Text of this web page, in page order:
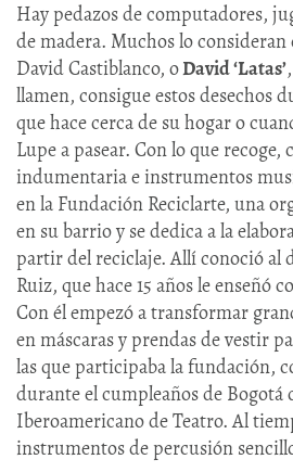
Hay pedazos de computadores,
de madera. Muchos lo consideran
David Castiblanco, oDavid ‘Latas’
llamen, consigue estos desechos
que hace cerca de su hogar o
Lupe a pasear. Con lo que recoge,
indumentaria e instrumentos
en la Fundación Reciclarte, una
en su barrio y se dedica a la
partir del reciclaje. Allí conoció al
Ruiz, que hace 15 años le enseñó
Con él empezó a transformar
en máscaras y prendas de vestir
las que participaba la fundación,
durante el cumpleaños de Bogotá
Iberoamericano de Teatro. Al
instrumentos de percusión